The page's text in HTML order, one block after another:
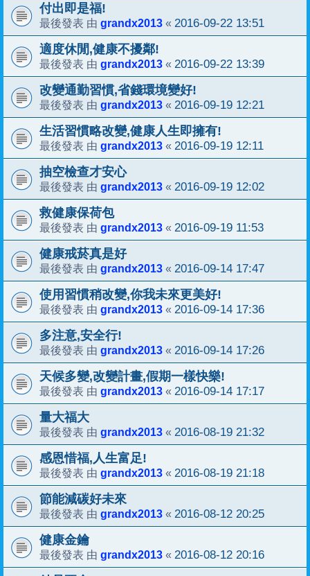
付出即是福!
最後發表 由 grandx2013 « 2016-09-22 13:51
適度休閒,健康不擾鄰!
最後發表 由 grandx2013 « 2016-09-22 13:39
改變通勤習慣,省錢環境變好!
最後發表 由 grandx2013 « 2016-09-19 12:21
生活習慣略改變,健康人生即擁有!
最後發表 由 grandx2013 « 2016-09-19 12:11
抽空檢查才安心
最後發表 由 grandx2013 « 2016-09-19 12:02
救健康保荷包
最後發表 由 grandx2013 « 2016-09-19 11:53
健康戒菸真是好
最後發表 由 grandx2013 « 2016-09-14 17:47
使用習慣稍改變,你我未來更美好!
最後發表 由 grandx2013 « 2016-09-14 17:36
多注意,安全行!
最後發表 由 grandx2013 « 2016-09-14 17:26
天候多變,改變計畫,假期一樣快樂!
最後發表 由 grandx2013 « 2016-09-14 17:17
量大福大
最後發表 由 grandx2013 « 2016-08-19 21:32
感恩惜福,人生富足!
最後發表 由 grandx2013 « 2016-08-19 21:18
節能減碳好未來
最後發表 由 grandx2013 « 2016-08-12 20:25
健康金鑰
最後發表 由 grandx2013 « 2016-08-12 20:16